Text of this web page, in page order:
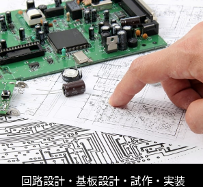
回路設計・基板設計・試作・実装